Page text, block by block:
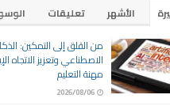
الأشهر تعليقات
من القلق إلى التمكين:
الاصطناعي وتعزيز الاتجاه
مهنة التعليم
2026/08/06